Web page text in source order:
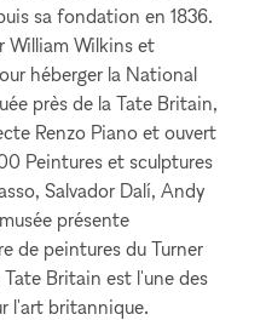
sa fondation en 1836.
William Wilkins et
héberger la National
près de la Tate Britain,
Renzo Piano et ouvert
Peintures et sculptures
Salvador Dalí, Andy
présente
de peintures du Turner
Britain est l'une des
l'art britannique.